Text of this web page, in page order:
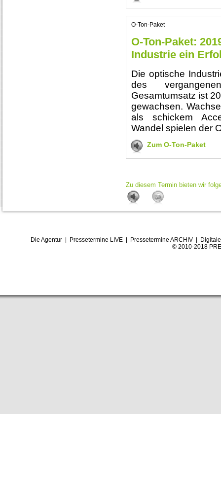
O-Ton-Paket
O-Ton-Paket:
Industrie ein
Die optische
des
Gesamtumsatz ist
gewachsen.
als schickem
Wandel spielen der
Zum O-Ton-Paket
Zu diesem Termin bieten wir
Die Agentur| Pressetermine LIVE| Pressetermine ARCHIV|
© 2010-2018